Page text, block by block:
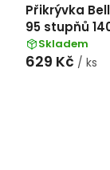
Přikrývka
95 stupňů
Skladem
629 Kč / ks